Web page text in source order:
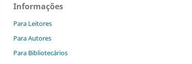
Informações
Para Leitores
Para Autores
Para Bibliotecários